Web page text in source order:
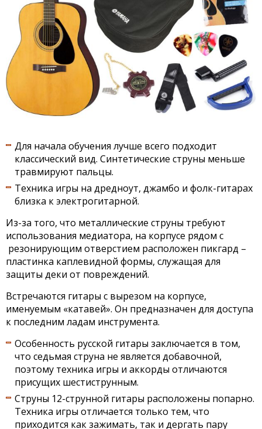
Для начала обучения лучше всего подходит
классический вид. Синтетические струны меньше
травмируют пальцы.
Техника игры на дредноут, джамбо и фолк-гитарах
близка к электрогитарной.
Из-за того, что металлические струны требуют
использования медиатора, на корпусе рядом с
резонирующим отверстием расположен пикгард –
пластинка каплевидной формы, служащая для
защиты деки от повреждений.
Встречаются гитары с вырезом на корпусе,
именуемым «катавей». Он предназначен для доступа
к последним ладам инструмента.
Особенность русской гитары заключается в том,
что седьмая струна не является добавочной,
поэтому техника игры и аккорды отличаются
присущих шестиструнным.
Струны 12-струнной гитары расположены попарно.
Техника игры отличается только тем, что
приходится как зажимать, так и дергать пару